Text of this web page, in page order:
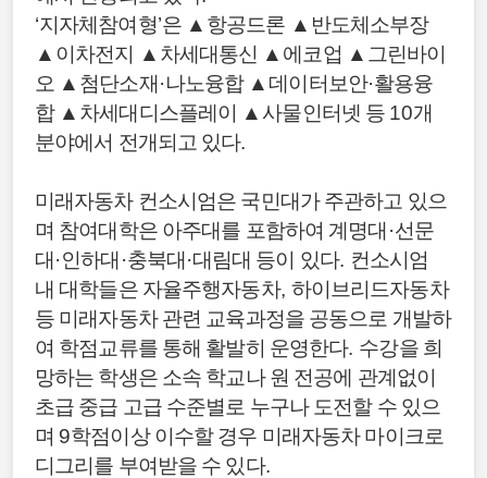
‘지자체참여형’은 ▲ 항공드론 ▲ 반도체소부장
▲ 이차전지 ▲ 차세대통신 ▲ 에코업 ▲ 그린바이
오 ▲ 첨단소재 ·나노융합 ▲ 데이터보안·활용융
합 ▲ 차세대디스플레이 ▲ 사물인터넷 등 10개
분야에서 전개되고 있다.
미래자동차 컨소시엄은 국민대가 주관하고 있으
며 참여대학은 아주대를 포함하여 계명대 ·선문
대 ·인하대 ·충북대 ·대림대 등이 있다. 컨소시엄
내 대학들은 자율주행자동차, 하이브리드자동차
등 미래자동차 관련 교육과정을 공동으로 개발하
여 학점교류를 통해 활발히 운영한다. 수강을 희
망하는 학생은 소속 학교나 원 전공에 관계없이
초급 중급 고급 수준별로 누구나 도전할 수 있으
며 9학점이상 이수할 경우 미래자동차 마이크로
디그리를 부여받을 수 있다.